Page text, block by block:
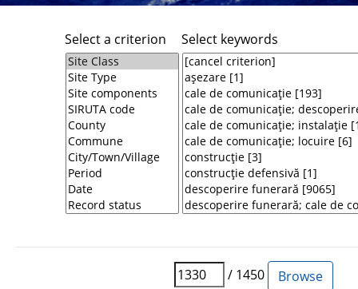
Select a criterion Select keywords
/ 1450